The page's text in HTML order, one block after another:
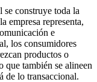
se construye toda la
empresa representa,
e
los consumidores
productos o
que también se alineen
de lo transaccional.